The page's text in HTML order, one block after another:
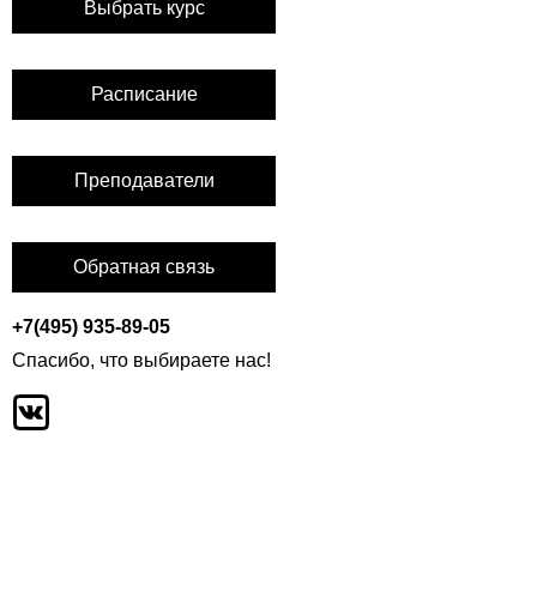
Выбрать курс
Расписание
Преподаватели
Обратная связь
+7(495) 935-89-05
Спасибо, что выбираете нас!